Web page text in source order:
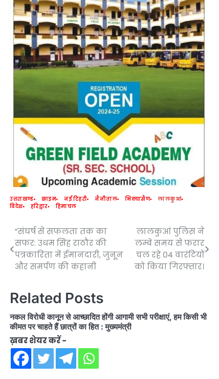
उत्तराखण्ड क्राइम नई टिहरी नैनीताल भिक्यासैण
लालकुआं
विदेश
हरिद्वार हिमाचल
Post
navigation
“संघर्ष से सफलता तक का
सफर: उधम सिंह राठौर की
पत्रकारिता में ईमानदारी, जुनून
और समर्पण की कहानी
लालकुआं पुलिस ने
लम्बे समय से फरार
चल रहे 04 वारंटियों
को किया गिरफ्तार।
Related Posts
नकल विरोधी कानून से आच्छादित होंगी आगामी सभी परीक्षाएं, हम किसी भी
कीमत पर चाहते हैं छात्रों का हित : मुख्यमंत्री
ख़बर शेयर करें -